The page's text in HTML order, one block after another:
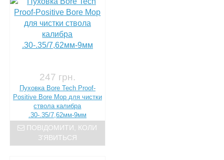
247 грн.
Пуховка Bore Tech Proof-
Positive Bore Mop для чистки
ствола калибра
.30-.35/7,62мм-9мм
ПОВІДОМИТИ, КОЛИ
З'ЯВИТЬСЯ